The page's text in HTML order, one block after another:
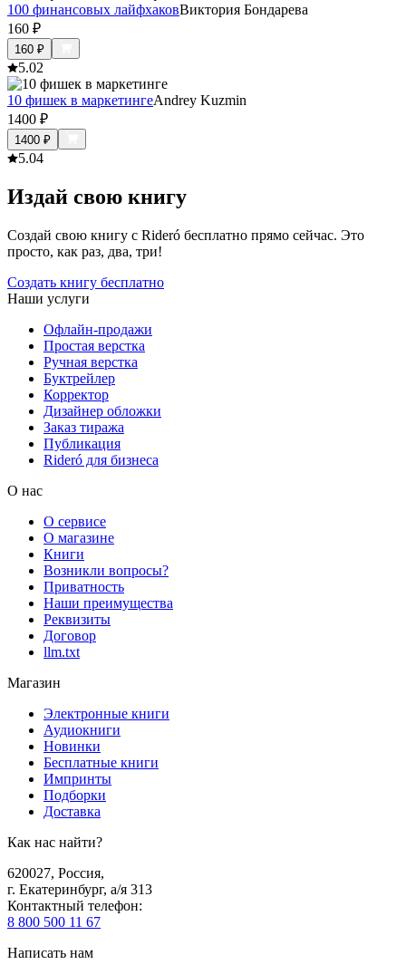
100 финансовых лайфхаковВиктория Бондарева
160 ₽
160 ₽
5.02
10 фишек в маркетингеAndrey Kuzmin
1400 ₽
1400 ₽
5.04
Издай свою книгу
Создай свою книгу с Rideró бесплатно прямо сейчас. Это
просто, как раз, два, три!
Создать книгу бесплатно
Наши услуги
Офлайн-продажи
Простая верстка
Ручная верстка
Буктрейлер
Корректор
Дизайнер обложки
Заказ тиража
Публикация
Rideró для бизнеса
О нас
О сервисе
О магазине
Книги
Возникли вопросы?
Приватность
Наши преимущества
Реквизиты
Договор
llm.txt
Магазин
Электронные книги
Аудиокниги
Новинки
Бесплатные книги
Импринты
Подборки
Доставка
Как нас найти?
620027, Россия,
г. Екатеринбург, а/я 313
Контактный телефон:
8 800 500 11 67
Написать нам